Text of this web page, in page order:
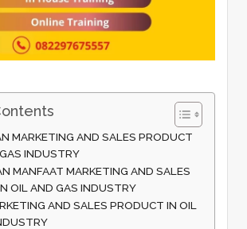
MARKETING AND SALES PRODUCT
INDUSTRY
MANFAAT MARKETING AND SALES
OIL AND GAS INDUSTRY
AND SALES PRODUCT IN OIL